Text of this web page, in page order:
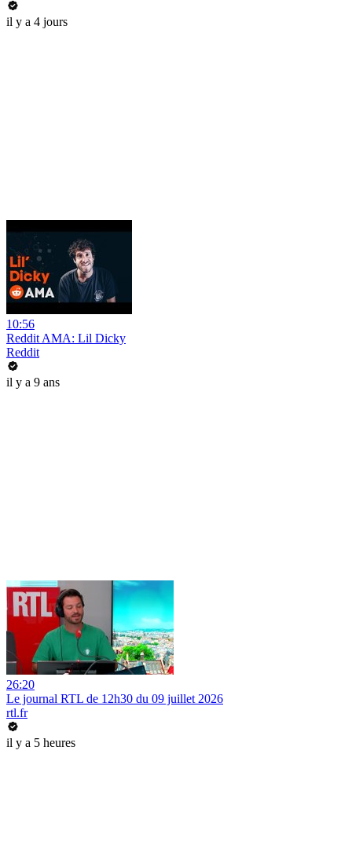
il y a 4 jours
10:56
Reddit AMA: Lil Dicky
Reddit
il y a 9 ans
26:20
Le journal RTL de 12h30 du 09 juillet 2026
rtl.fr
il y a 5 heures